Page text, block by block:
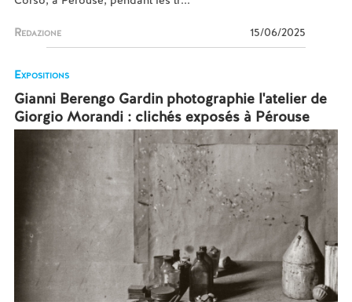
Redazione 15/06/2025
Expositions
Gianni Berengo Gardin photographie l'atelier de
Giorgio Morandi : clichés exposés à Pérouse